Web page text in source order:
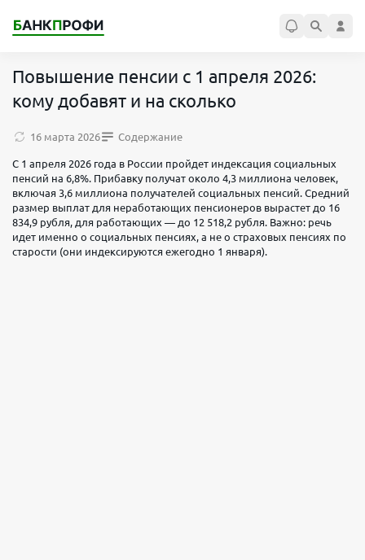
Повышение пенсии с 1 апреля 2026:
кому добавят и на сколько
16 марта 2026 Содержание
С 1 апреля 2026 года в России пройдет индексация социальных
пенсий на 6,8%. Прибавку получат около 4,3 миллиона человек,
включая 3,6 миллиона получателей социальных пенсий. Средний
размер выплат для неработающих пенсионеров вырастет до 16
834,9 рубля, для работающих — до 12 518,2 рубля. Важно: речь
идет именно о социальных пенсиях, а не о страховых пенсиях по
старости (они индексируются ежегодно 1 января).